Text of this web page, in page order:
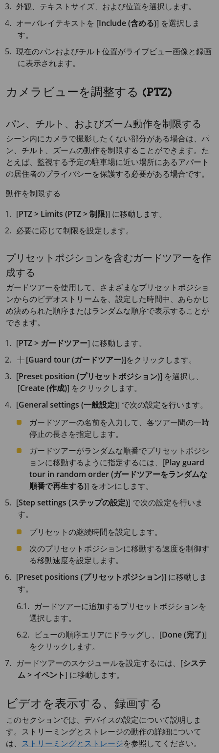
外観、テキストサイズ、および位置を選択します。
オーバレイテキストを [Include (含める)] を選択しま
す。
現在のパンおよびチルト位置がライブビュー画像と録画
に表示されます。
カメラビューを調整する (PTZ)
パン、チルト、およびズーム動作を制限する
シーン内にカメラで撮影したくない部分がある場合は、パ
ン、チルト、ズームの動作を制限することができます。た
とえば、監視する予定の駐車場に近い場所にあるアパート
の居住者のプライバシーを保護する必要がある場合です。
動作を制限する
[PTZ > Limits (PTZ > 制限)] に移動します。
必要に応じて制限を設定します。
プリセットポジションを含むガードツアーを作
成する
ガードツアーを使用して、さまざまなプリセットポジショ
ンからのビデオストリームを、設定した時間中、あらかじ
め決められた順序またはランダムな順序で表示することが
できます。
[PTZ > ガードツアー] に移動します。
[Guard tour (ガードツアー)]をクリックします。
[Preset position (プリセットポジション)] を選択し、
[Create (作成)] をクリックします。
[General settings (一般設定)] で次の設定を行います。
ガードツアーの名前を入力して、各ツアー間の一時
停止の長さを指定します。
ガードツアーがランダムな順番でプリセットポジシ
ョンに移動するように指定するには、[Play guard
tour in random order (ガードツアーをランダムな
順番で再生する)] をオンにします。
[Step settings (ステップの設定)] で次の設定を行いま
す。
プリセットの継続時間を設定します。
次のプリセットポジションに移動する速度を制御す
る移動速度を設定します。
[Preset positions (プリセットポジション)] に移動しま
す。
ガードツアーに追加するプリセットポジションを
選択します。
ビューの順序エリアにドラッグし、[Done (完了)]
をクリックします。
ガードツアーのスケジュールを設定するには、[システ
ム > イベント] に移動します。
ビデオを表示する、録画する
このセクションでは、デバイスの設定について説明しま
す。ストリーミングとストレージの動作の詳細について
は、 ストリーミングとストレージを参照してください。